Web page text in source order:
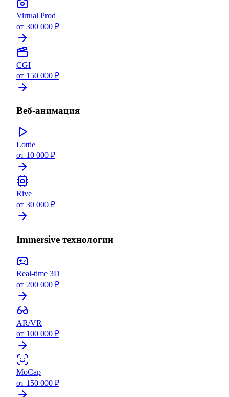
Virtual Prod
от 300 000 ₽
CGI
от 150 000 ₽
Веб-анимация
Lottie
от 10 000 ₽
Rive
от 30 000 ₽
Immersive технологии
Real-time 3D
от 200 000 ₽
AR/VR
от 100 000 ₽
MoCap
от 150 000 ₽